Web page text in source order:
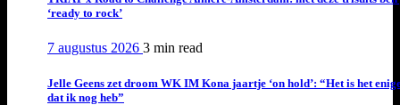
‘ready to rock’
7 augustus 2026 3 min read
Jelle Geens zet droom WK IM Kona jaartje ‘on hold’: “Het is het
dat ik nog heb”